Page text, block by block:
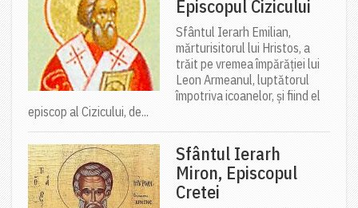
Episcopul Cizicului
Sfântul Ierarh Emilian,
mărturisitorul lui Hristos, a
trăit pe vremea împărăției lui
Leon Armeanul, luptătorul
împotriva icoanelor, și fiind el
episcop al Cizicului, de...
Sfântul Ierarh
Miron, Episcopul
Cretei